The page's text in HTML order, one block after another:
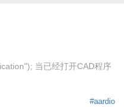
当已经打开CAD程序
#aardio